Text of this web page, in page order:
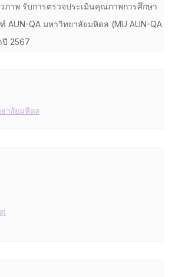
ภาพ รับการตรวจประเมินคุณภาพการศึกษา
AUN-QA มหาวิทยาลัยมหิดล (MU AUN-QA
ปี 2567
าลัยมหิดล
)